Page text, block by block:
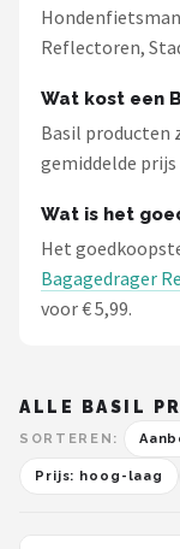
Reflectoren,
Wat kost een
Basil producten
gemiddelde prijs
Wat is het
Het
Bagagedrager
voor € 5,99.
ALLE BASIL
SORTEREN:
Prijs: hoog-laag